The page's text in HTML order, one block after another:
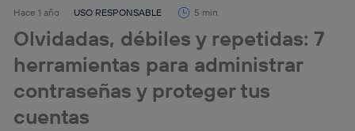
Hace 1 año USO RESPONSABLE 5 min
Olvidadas, débiles y repetidas: 7
herramientas para administrar
contraseñas y proteger tus
cuentas